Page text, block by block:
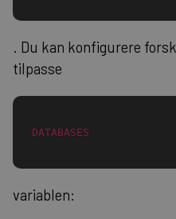
. Du kan konfigurere
tilpasse
DATABASES
variablen: